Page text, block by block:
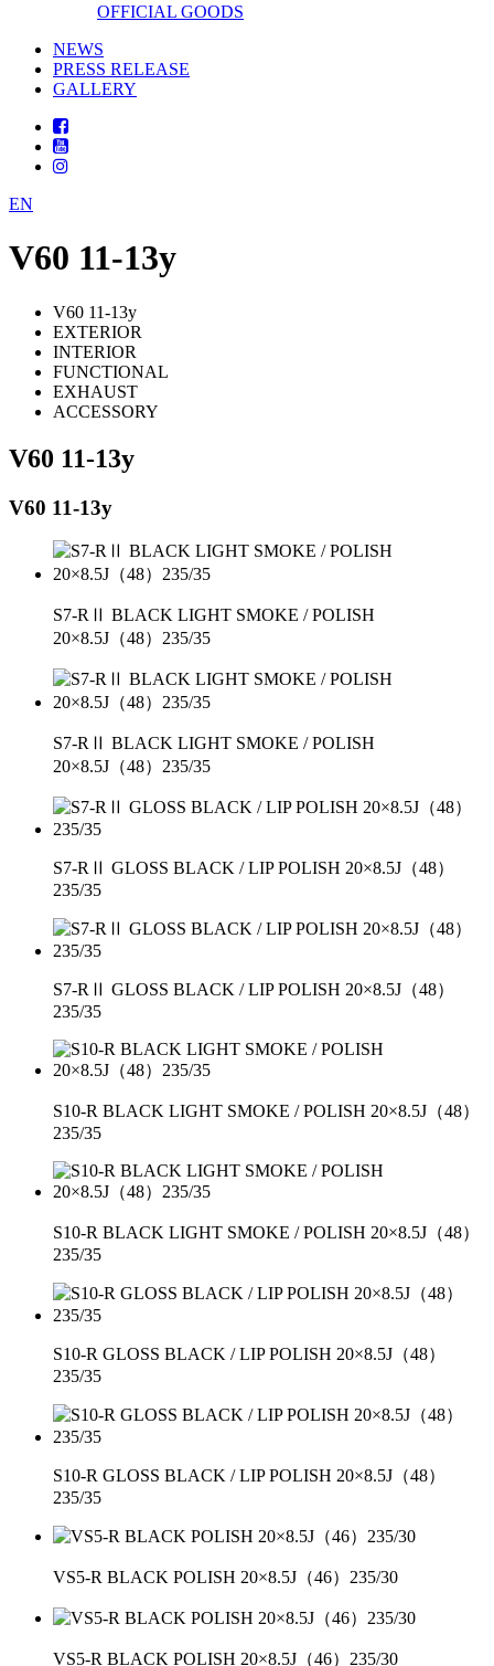
OFFICIAL GOODS
NEWS
PRESS RELEASE
GALLERY
EN
V60 11-13y
V60 11-13y
EXTERIOR
INTERIOR
FUNCTIONAL
EXHAUST
ACCESSORY
V60 11-13y
V60 11-13y
S7-RⅡ BLACK LIGHT SMOKE / POLISH
20×8.5J（48）235/35
S7-RⅡ BLACK LIGHT SMOKE / POLISH
20×8.5J（48）235/35
S7-RⅡ GLOSS BLACK / LIP POLISH 20×8.5J（48）
235/35
S7-RⅡ GLOSS BLACK / LIP POLISH 20×8.5J（48）
235/35
S10-R BLACK LIGHT SMOKE / POLISH 20×8.5J（48）
235/35
S10-R BLACK LIGHT SMOKE / POLISH 20×8.5J（48）
235/35
S10-R GLOSS BLACK / LIP POLISH 20×8.5J（48）
235/35
S10-R GLOSS BLACK / LIP POLISH 20×8.5J（48）
235/35
VS5-R BLACK POLISH 20×8.5J（46）235/30
VS5-R BLACK POLISH 20×8.5J（46）235/30